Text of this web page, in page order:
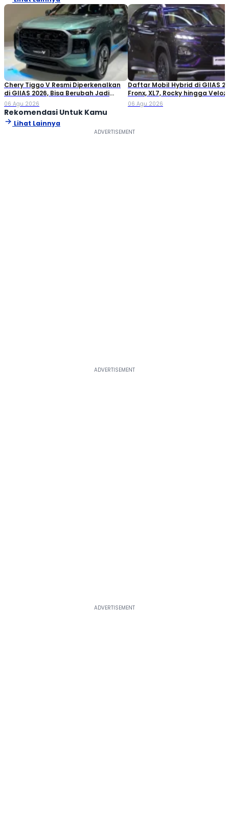
Chery Tiggo V Resmi Diperkenalkan
di GIIAS 2026, Bisa Berubah Jadi
Double Cabin
06 Agu 2026
Daftar Mobil Hybrid di GIIAS
Fronx, XL7, Rocky hingga Veloz!
06 Agu 2026
Rekomendasi Untuk Kamu
Lihat Lainnya